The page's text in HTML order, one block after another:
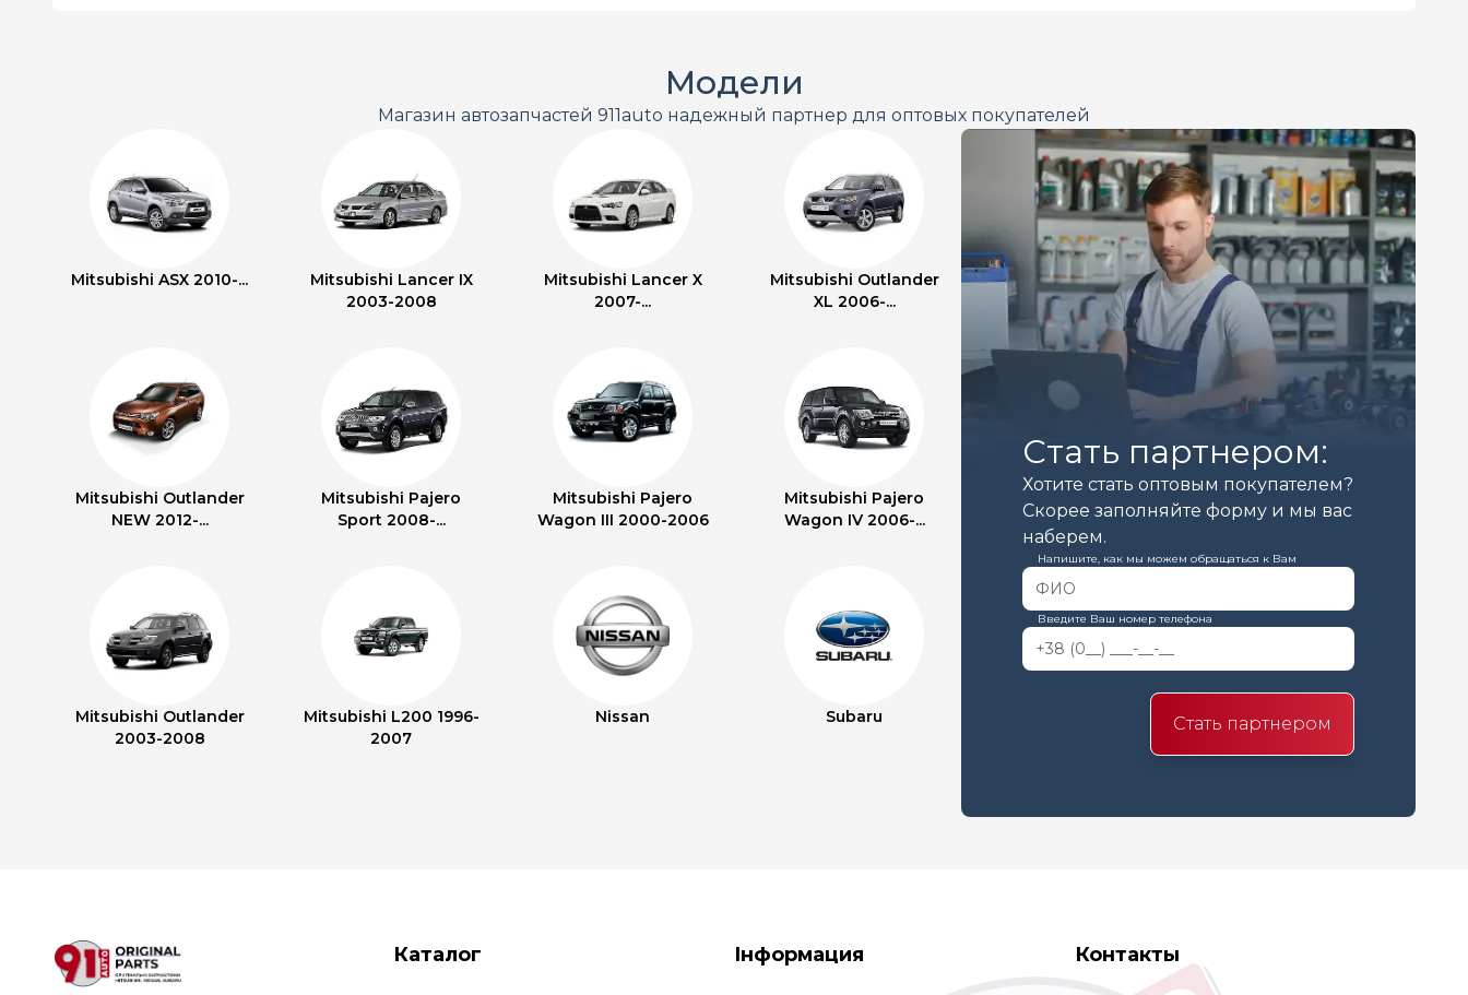
Модели
Магазин автозапчастей 911auto надежный партнер для оптовых покупателей
Mitsubishi ASX 2010-...
Mitsubishi Lancer IX
2003-2008
Mitsubishi Lancer X
2007-...
Mitsubishi Outlander
XL 2006-...
Mitsubishi Outlander
NEW 2012-...
Mitsubishi Pajero
Sport 2008-...
Mitsubishi Pajero
Wagon III 2000-2006
Mitsubishi Pajero
Wagon IV 2006-...
Mitsubishi Outlander
2003-2008
Mitsubishi L200 1996-
2007
Nissan Subaru
Стать партнером:
Хотите стать оптовым покупателем?
Скорее заполняйте форму и мы вас
наберем.
Напишите, как мы можем обращаться к Вам
Введите Ваш номер телефона
Стать партнером
Каталог Інформация Контакты